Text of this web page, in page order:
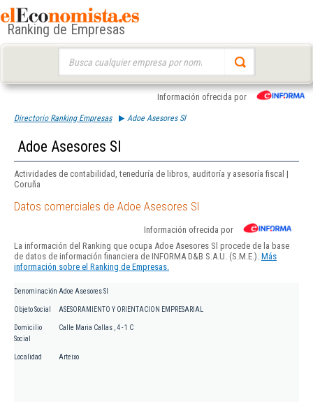
Ranking de Empresas
Información ofrecida por
Directorio Ranking Empresas Adoe Asesores Sl
Adoe Asesores Sl
Actividades de contabilidad, teneduría de libros, auditoría y asesoría fiscal |
Coruña
Datos comerciales de Adoe Asesores Sl
Información ofrecida por
La información del Ranking que ocupa Adoe Asesores Sl procede de la base
de datos de información financiera de INFORMA D&B S.A.U. (S.M.E.). Más
información sobre el Ranking de Empresas.
Denominación Adoe Asesores Sl
Objeto Social ASESORAMIENTO Y ORIENTACION EMPRESARIAL
Domicilio
Social
Calle Maria Callas , 4 - 1 C
Localidad Arteixo